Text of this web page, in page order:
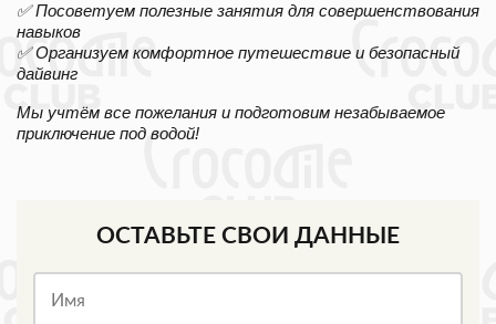
✅ Посоветуем полезные занятия для совершенствования
навыков
✅ Организуем комфортное путешествие и безопасный
дайвинг
Мы учтём все пожелания и подготовим незабываемое
приключение под водой!
ОСТАВЬТЕ СВОИ ДАННЫЕ
Имя